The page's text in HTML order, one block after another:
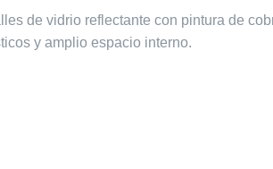
de vidrio reflectante con pintura de
y amplio espacio interno.